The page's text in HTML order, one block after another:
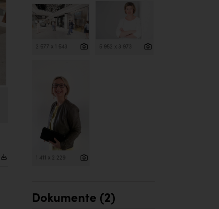
2 677 x 1 643 5 952 x 3 973
1 411 x 2 229
Dokumente (2)